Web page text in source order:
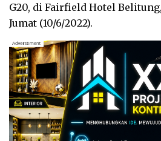
G20, di Fairfield Hotel
Jumat (10/6/2022).